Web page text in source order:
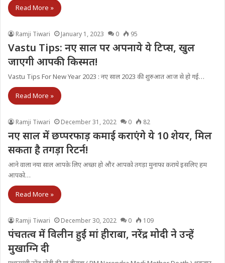
Read More »
Ramji Tiwari January 1, 2023 0 95
Vastu Tips: नए साल पर अपनाये ये टिप्स, खुल
जाएगी आपकी किस्मत!
Vastu Tips For New Year 2023 : नए साल 2023 की शुरुआत आज से हो गई…
Read More »
Ramji Tiwari December 31, 2022 0 82
नए साल में छप्परफाड़ कमाई कराएंगे ये 10 शेयर, मिल
सकता है तगड़ा रिटर्न!
आने वाला नया साल आपके लिए अच्छा हो और आपको तगड़ा मुनाफा कराये इसलिए हम
आपको…
Read More »
Ramji Tiwari December 30, 2022 0 109
पंचतत्व में विलीन हुईं मां हीराबा, नरेंद्र मोदी ने उन्हें
मुखाग्नि दी